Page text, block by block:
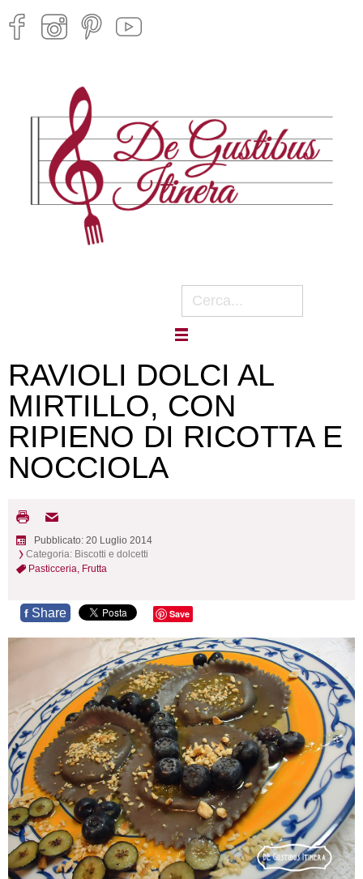
RAVIOLI DOLCI AL
MIRTILLO, CON
RIPIENO DI RICOTTA E
NOCCIOLA
Pubblicato: 20 Luglio 2014
Categoria: Biscotti e dolcetti
Pasticceria, Frutta
f Share Save